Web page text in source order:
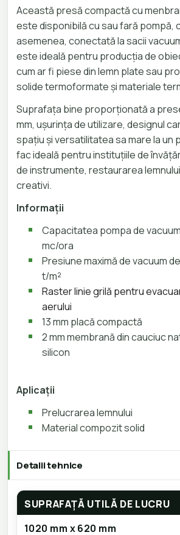
Această presă compactă cu
este disponibilă cu sau fară pompă,
asemenea, conectată la sacii
este ideală pentru producția de
cum ar fi piese din lemn plate sau
solide termoformate și materiale
Suprafața bine proporționată a
mm, ușurința de utilizare, designul
spațiu și versatilitatea sa mare la un
fac ideală pentru instituțiile de
de instrumente, restaurarea
creativi.
Informații
Capacitatea pompa de
mc/ora
Presiune maximă de vacuum
t/m²
Raster linie grilă pentru
aerului
13 mm placă compactă
2 mm membrană din cauciuc
silicon
Aplicații
Prelucrarea lemnului
Material compozit solid
Detalii tehnice
SUPRAFAȚĂ UTILĂ DE LUCRU
1020 mm x 620 mm